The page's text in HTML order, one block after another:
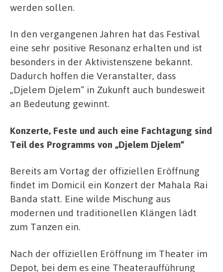
werden sollen.
In den vergangenen Jahren hat das Festival
eine sehr positive Resonanz erhalten und ist
besonders in der Aktivistenszene bekannt.
Dadurch hoffen die Veranstalter, dass
„Djelem Djelem“ in Zukunft auch bundesweit
an Bedeutung gewinnt.
Konzerte, Feste und auch eine Fachtagung sind
Teil des Programms von „Djelem Djelem“
Bereits am Vortag der offiziellen Eröffnung
findet im Domicil ein Konzert der Mahala Rai
Banda statt. Eine wilde Mischung aus
modernen und traditionellen Klängen lädt
zum Tanzen ein.
Nach der offiziellen Eröffnung im Theater im
Depot, bei dem es eine Theateraufführung